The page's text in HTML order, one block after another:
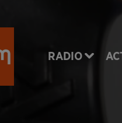
RADIO